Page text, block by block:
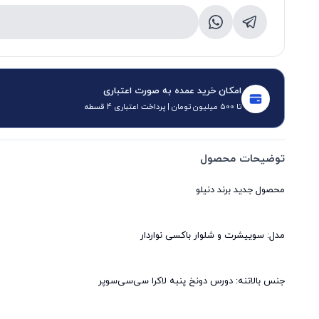
امکان خرید عمده به صورت اعتباری
تا 500 میلیون تومان | پرداخت اعتباری 4 قسطه
توضیحات محصول